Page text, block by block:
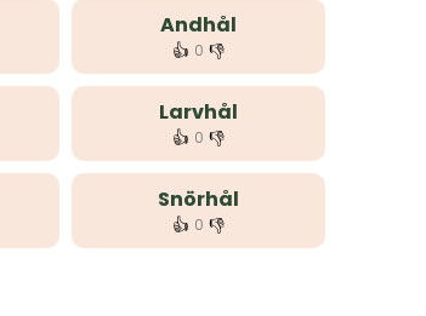
Andhål
👍 0 👎
Larvhål
👍 0 👎
Snörhål
👍 0 👎